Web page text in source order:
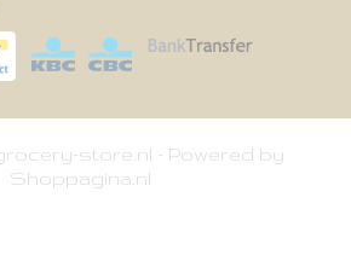
store.nl - Powered by
Shoppagina.nl